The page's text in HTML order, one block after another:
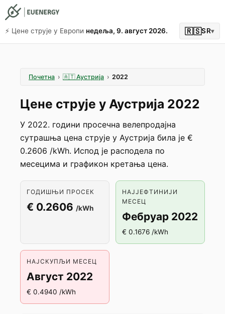
⚡️ Цене струје у Европи недеља, 9. август 2026. 🇷🇸SR▾
Почетна › 🇦🇹 Аустрија › 2022
Цене струје у Аустрија 2022
У 2022. години просечна велепродајна
сутрашња цена струје у Аустрија била је €
0.2606 /kWh. Испод је расподела по
месецима и графикон кретања цена.
ГОДИШЊИ ПРОСЕК
€ 0.2606 /kWh
НАЈЈЕФТИНИЈИ
МЕСЕЦ
Фебруар 2022
€ 0.1676 /kWh
НАЈСКУПЉИ МЕСЕЦ
Август 2022
€ 0.4940 /kWh